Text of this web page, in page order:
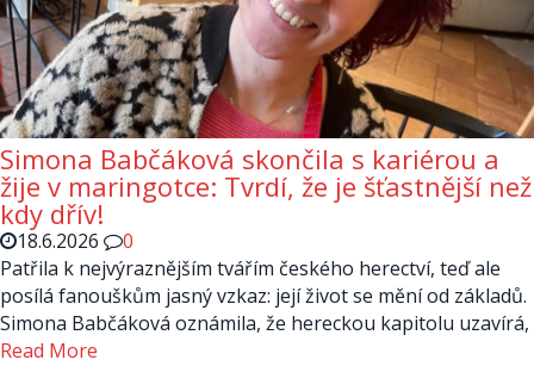
Simona Babčáková skončila s kariérou a
žije v maringotce: Tvrdí, že je šťastnější než
kdy dřív!
18.6.2026
0
Patřila k nejvýraznějším tvářím českého herectví, teď ale
posílá fanouškům jasný vzkaz: její život se mění od základů.
Simona Babčáková oznámila, že hereckou kapitolu uzavírá,
Read More